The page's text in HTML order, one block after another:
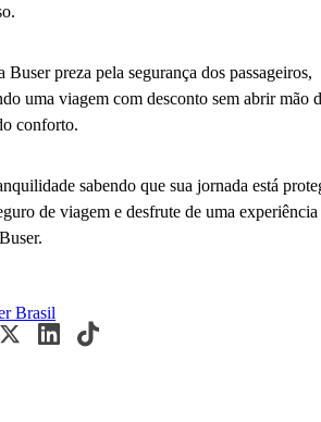
Buser preza pela segurança dos passageiros,
uma viagem com desconto sem abrir mão
conforto.
sabendo que sua jornada está
de viagem e desfrute de uma experiência